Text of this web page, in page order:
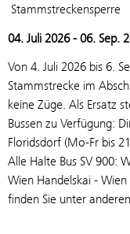
­ Stammstreckensperre
04. Juli 2026 - 06. Sep.
Von 4. Juli 2026 bis 6.
Stammstrecke im
keine Züge. Als Ersatz
Bussen zu Verfügung:
Floridsdorf (Mo-Fr bis
Alle Halte Bus SV 900:
Wien Handelskai -
finden Sie unter